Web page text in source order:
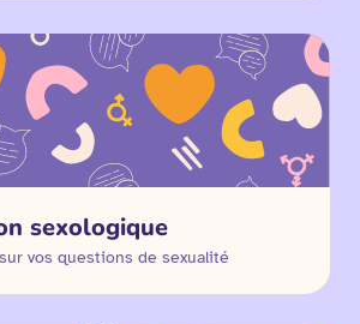
sexologique
vos questions de sexualité